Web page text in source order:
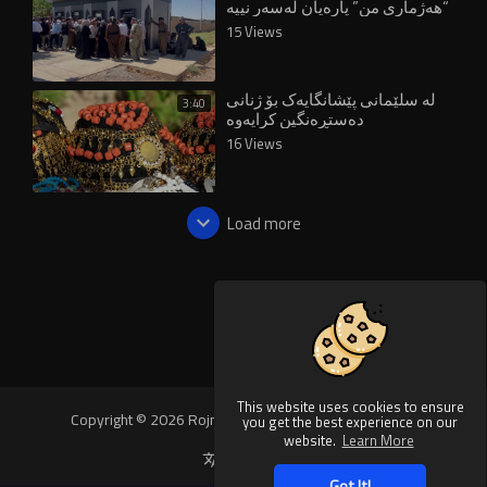
This website uses cookies to ensure
you get the best experience on our
website. Learn More
“هەژماری من” پارەیان لەسەر نییە
و کێشەیان تێدایە
15 Views
3:40 لە سلێمانی پێشانگایەک بۆ ژنانی
دەستڕەنگین کرایەوە
16 Views
Load more
Copyright © 2026 Rojnews Video. All rights reserved.
Language